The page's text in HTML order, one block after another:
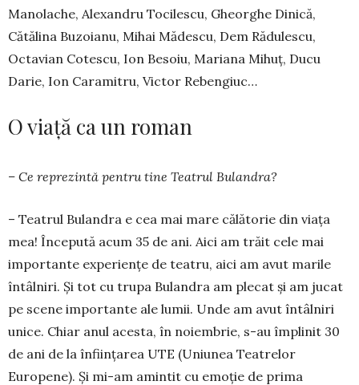
Manolache, Alexandru Tocilescu, Gheor­ghe Dinică,
Cătălina Buzoianu, Mihai Mădescu, Dem Rădulescu,
Octavian Cotescu, Ion Besoiu, Ma­­riana Mihuț, Ducu
Darie, Ion Caramitru, Vic­tor Re­bengiuc…
O viață ca un roman
– Ce reprezintă pentru tine Teatrul Bulandra?
– Teatrul Bulandra e cea mai mare călătorie din viața
mea! Începută acum 35 de ani. Aici am trăit cele mai
importante experiențe de teatru, aici am avut marile
întâlniri. Și tot cu trupa Bulandra am ple­­cat și am jucat
pe scene importante ale lumii. Unde am avut întâlniri
unice. Chiar anul acesta, în noiembrie, s-au împlinit 30
de ani de la în­fiin­țarea UTE (Uniunea Tea­tre­lor
Europene). Și mi-am amin­tit cu emoție de prima